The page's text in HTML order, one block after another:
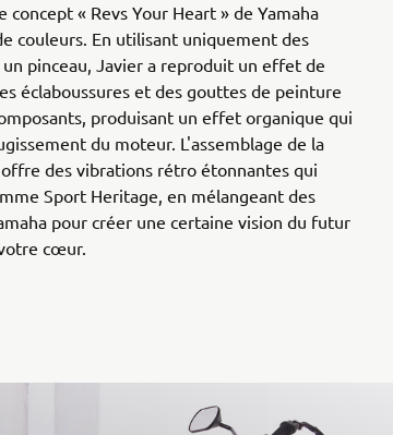
« Revs Your Heart » de Yamaha
couleurs. En utilisant uniquement des
pinceau, Javier a reproduit un effet de
éclaboussures et des gouttes de peinture
produisant un effet organique qui
du moteur. L'assemblage de la
offre des vibrations rétro étonnantes qui
Sport Heritage, en mélangeant des
pour créer une certaine vision du futur
cœur.